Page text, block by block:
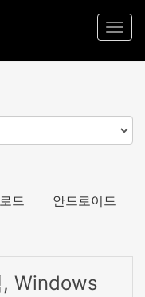
드
안드로이드
, Windows